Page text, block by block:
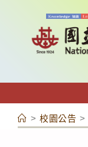
容
> 校園公告 >